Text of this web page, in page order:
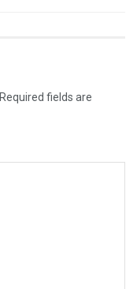
Required fields are